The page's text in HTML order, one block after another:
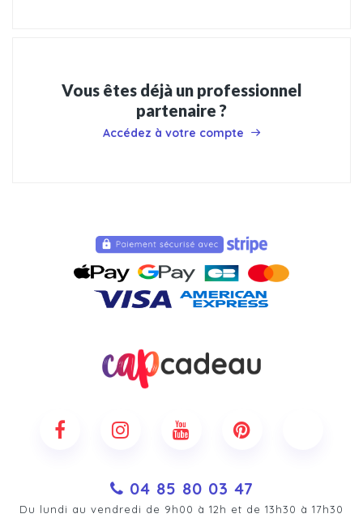
Vous êtes déjà un professionnel
partenaire ?
Accédez à votre compte
04 85 80 03 47
Du lundi au vendredi de 9h00 à 12h et de 13h30 à 17h30